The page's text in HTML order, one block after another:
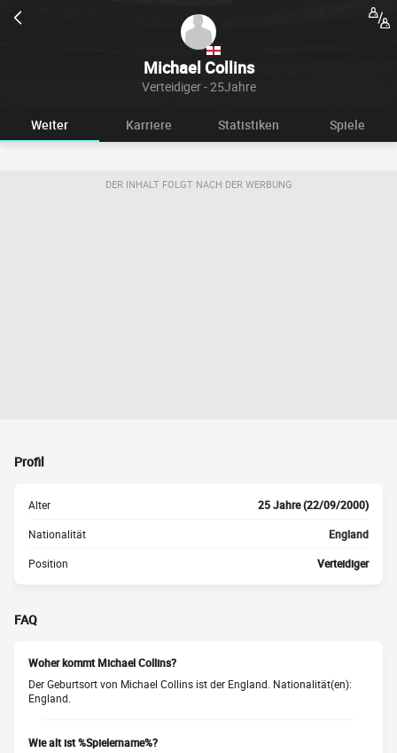
Michael Collins
Verteidiger - 25Jahre
Weiter Karriere Statistiken Spiele
DER INHALT FOLGT NACH DER WERBUNG
Profil
Alter 25 Jahre (22/09/2000)
Nationalität England
Position Verteidiger
FAQ
Woher kommt Michael Collins?
Der Geburtsort von Michael Collins ist der England. Nationalität(en):
England.
Wie alt ist %Spielername%?